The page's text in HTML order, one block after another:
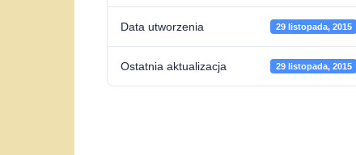
Data utworzenia 29 listopada, 2015
Ostatnia aktualizacja 29 listopada, 2015